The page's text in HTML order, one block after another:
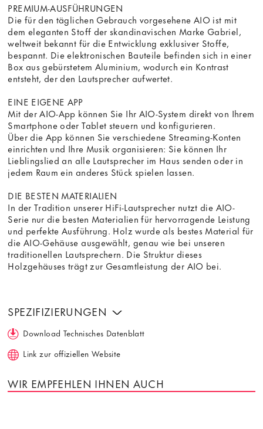
PREMIUM-AUSFÜHRUNGEN
Die für den täglichen Gebrauch vorgesehene AIO ist mit
dem eleganten Stoff der skandinavischen Marke Gabriel,
weltweit bekannt für die Entwicklung exklusiver Stoffe,
bespannt. Die elektronischen Bauteile befinden sich in einer
Box aus gebürstetem Aluminium, wodurch ein Kontrast
entsteht, der den Lautsprecher aufwertet.
EINE EIGENE APP
Mit der AIO-App können Sie Ihr AIO-System direkt von Ihrem
Smartphone oder Tablet steuern und konfigurieren.
Über die App können Sie verschiedene Streaming-Konten
einrichten und Ihre Musik organisieren: Sie können Ihr
Lieblingslied an alle Lautsprecher im Haus senden oder in
jedem Raum ein anderes Stück spielen lassen.
DIE BESTEN MATERIALIEN
In der Tradition unserer HiFi-Lautsprecher nutzt die AIO-
Serie nur die besten Materialien für hervorragende Leistung
und perfekte Ausführung. Holz wurde als bestes Material für
die AIO-Gehäuse ausgewählt, genau wie bei unseren
traditionellen Lautsprechern. Die Struktur dieses
Holzgehäuses trägt zur Gesamtleistung der AIO bei.
SPEZIFIZIERUNGEN
Download Technisches Datenblatt
Link zur offiziellen Website
WIR EMPFEHLEN IHNEN AUCH